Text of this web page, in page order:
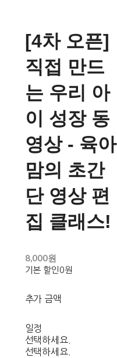
[4차 오픈]
직접 만드
는 우리 아
이 성장 동
영상 - 육아
맘의 초간
단 영상 편
집 클래스!
8,000원
기본 할인0원
추가 금액
일정
선택하세요.
선택하세요.